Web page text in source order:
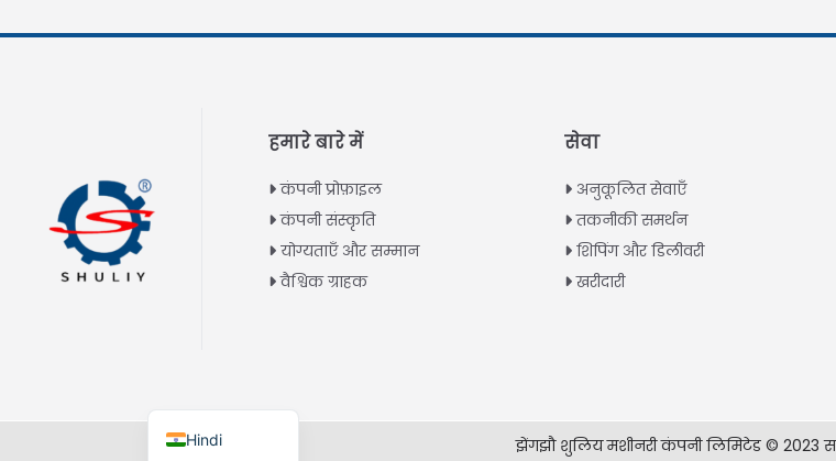
हमारे बारे में
कंपनी प्रोफ़ाइल
कंपनी संस्कृति
योग्यताएँ और सम्मान
वैश्विक ग्राहक
सेवा
अनुकूलित सेवाएँ
तकनीकी समर्थन
शिपिंग और डिलीवरी
खरीदारी
झेंगझौ शुलिय मशीनरी कंपनी लिमिटेड © 2023
Hindi
Vietnamese